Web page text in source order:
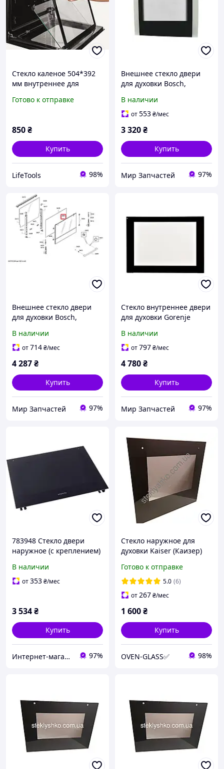
Стекло каленое 504*392
мм внутреннее для
3872543099
Готово к отправке
850₴
Купить
LifeTools 98%
Внешнее стекло двери
для духовки Bosch,
(00244862) original
В наличии
от553₴/мес
3 320₴
Купить
Мир Запчастей 97%
Внешнее стекло двери
для духовки Bosch,
В наличии
от714₴/мес
4 287₴
Купить
Мир Запчастей 97%
Стекло внутреннее двери
для духовки Gorenje
В наличии
от797₴/мес
4 780₴
Купить
Мир Запчастей 97%
783948 Стекло двери
наружное (с креплением)
В наличии
от353₴/мес
3 534₴
Купить
Интернет-магазин "Myspares" 97%
Стекло наружное для
духовки Kaiser (Каизер)
Готово к отправке
5.0 (6)
от267₴/мес
1 600₴
Купить
OVEN-GLASS✅ 98%